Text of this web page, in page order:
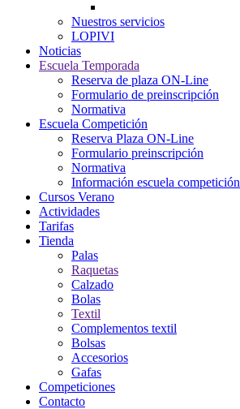
Nuestros servicios
LOPIVI
Noticias
Escuela Temporada
Reserva de plaza ON-Line
Formulario de preinscripción
Normativa
Escuela Competición
Reserva Plaza ON-Line
Formulario preinscripción
Normativa
Información escuela competición
Cursos Verano
Actividades
Tarifas
Tienda
Palas
Raquetas
Calzado
Bolas
Textil
Complementos textil
Bolsas
Accesorios
Gafas
Competiciones
Contacto